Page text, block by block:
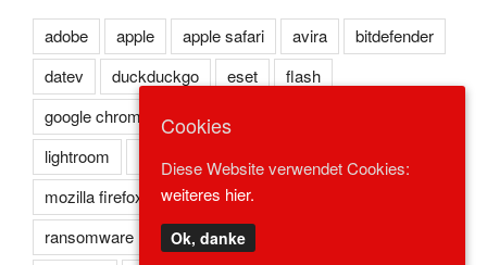
adobe apple apple safari avira
bitdefender
datev
duckduckgo eset
flash
google chrome
kaspersky
lightroom
mozilla firefox
norton opera
ransomware
reader redstone
Cookies
Diese Website verwendet Cookies:
weiteres hier.
Ok, danke